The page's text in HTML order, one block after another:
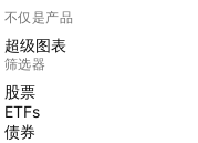
不仅是产品
超级图表
筛选器
股票
ETFs
债券